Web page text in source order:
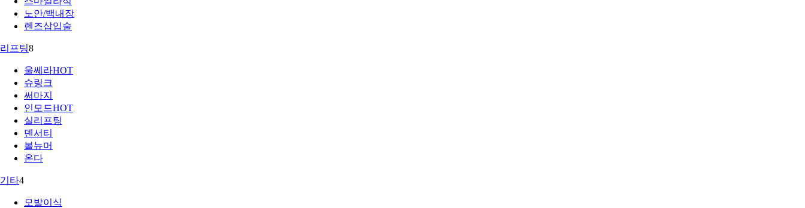
노안/백내장
렌즈삽입술
리프팅8
울쎄라HOT
슈링크
써마지
인모드HOT
실리프팅
덴서티
볼뉴머
온다
기타4
모발이식